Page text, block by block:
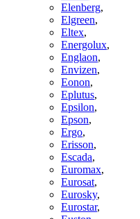
Elenberg,
Elgreen,
Eltex,
Energolux,
Englaon,
Envizen,
Eonon,
Eplutus,
Epsilon,
Epson,
Ergo,
Erisson,
Escada,
Euromax,
Eurosat,
Eurosky,
Eurostar,